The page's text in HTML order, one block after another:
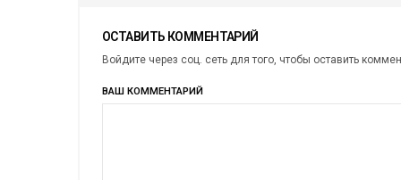
ОСТАВИТЬ КОММЕНТАРИЙ
Войдите через соц. сеть для того, чтобы оставить
ВАШ КОММЕНТАРИЙ